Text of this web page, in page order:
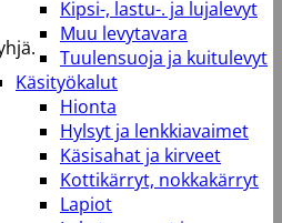
Kipsi-, lastu-. ja lujalevyt
Muu levytavara
Tuulensuoja ja kuitulevyt
Käsityökalut
Hionta
Hylsyt ja lenkkiavaimet
Käsisahat ja kirveet
Kottikärryt, nokkakärryt
Lapiot